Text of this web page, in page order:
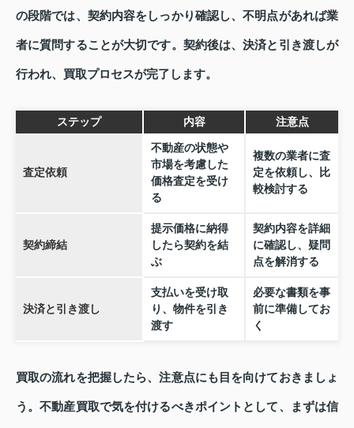
の段階では、契約内容をしっかり確認し、不明点があれば業
者に質問することが大切です。契約後は、決済と引き渡しが
行われ、買取プロセスが完了します。
ステップ 内容 注意点
査定依頼
不動産の状態や
市場を考慮した
価格査定を受け
る
複数の業者に査
定を依頼し、比
較検討する
契約締結
提示価格に納得
したら契約を結
ぶ
契約内容を詳細
に確認し、疑問
点を解消する
決済と引き渡し
支払いを受け取
り、物件を引き
渡す
必要な書類を事
前に準備してお
く
買取の流れを把握したら、注意点にも目を向けておきましょ
う。不動産買取で気を付けるべきポイントとして、まずは信